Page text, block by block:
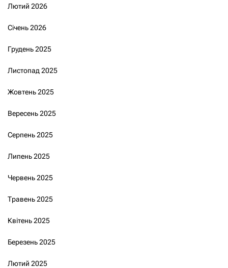
Лютий 2026
Січень 2026
Грудень 2025
Листопад 2025
Жовтень 2025
Вересень 2025
Серпень 2025
Липень 2025
Червень 2025
Травень 2025
Квітень 2025
Березень 2025
Лютий 2025